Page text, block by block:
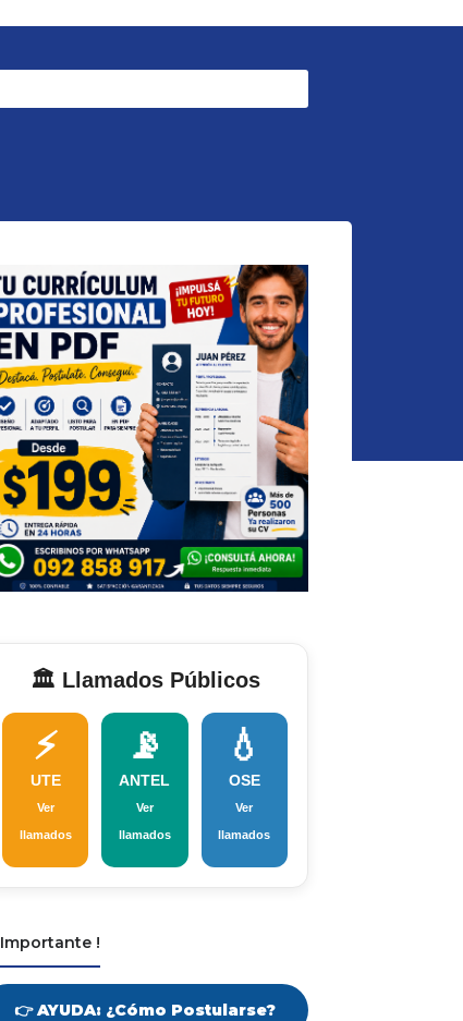
🏛️ Llamados Públicos
⚡
UTE
Ver
llamados
📡
ANTEL
Ver
llamados
💧
OSE
Ver
llamados
Importante !
👉 AYUDA: ¿Cómo Postularse?